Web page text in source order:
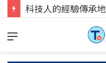
科技人找工作，就